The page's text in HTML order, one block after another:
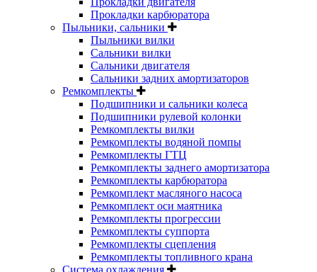
Прокладки карбюратора
Пыльники, сальники
Пыльники вилки
Сальники вилки
Сальники двигателя
Сальники задних амортизаторов
Ремкомплекты
Подшипники и сальники колеса
Подшипники рулевой колонки
Ремкомплекты вилки
Ремкомплекты водяной помпы
Ремкомплекты ГТЦ
Ремкомплекты заднего амортизатора
Ремкомплекты карбюратора
Ремкомплект масляного насоса
Ремкомплект оси маятника
Ремкомплекты прогрессии
Ремкомплекты суппорта
Ремкомплекты сцепления
Ремкомплекты топливного крана
Система охлаждения